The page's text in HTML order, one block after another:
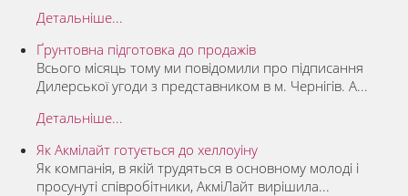
Детальніше...
Ґрунтовна підготовка до продажів
Всього місяць тому ми повідомили про підписання
Дилерської угоди з представником в м. Чернігів. А...
Детальніше...
Як Акмілайт готується до хеллоуіну
Як компанія, в якій трудяться в основному молоді і
просунуті співробітники, АкміЛайт вирішила...